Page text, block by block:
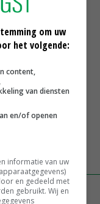
tegengaan
Zuid-Hollandse
om uw
het volgende:
content,
van diensten
en/of openen
informatie van uw
en gedeeld met
gebruikt. Wij en